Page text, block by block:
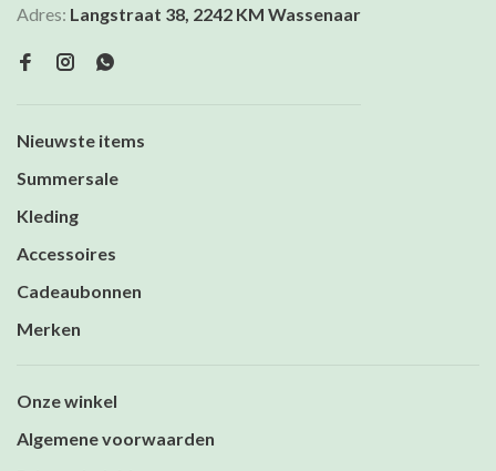
Adres: Langstraat 38, 2242 KM Wassenaar
Nieuwste items
Summersale
Kleding
Accessoires
Cadeaubonnen
Merken
Onze winkel
Algemene voorwaarden